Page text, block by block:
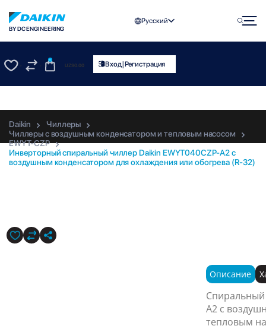
BY DC ENGINEERING
Русский
0
UZS0.00 Вход|Регистрация
Daikin
Чиллеры
Чиллеры с воздушным конденсатором и тепловым насосом
EWYT-CZP
Инверторный спиральный чиллер Daikin EWYT040CZP-A2 с
воздушным конденсатором для охлаждения или обогрева (R-32)
Описание
Спиральный
A2 с
тепловым